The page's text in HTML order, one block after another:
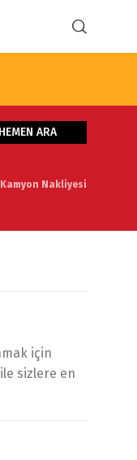
HEMEN ARA
Nakliyesi
için
sizlere en